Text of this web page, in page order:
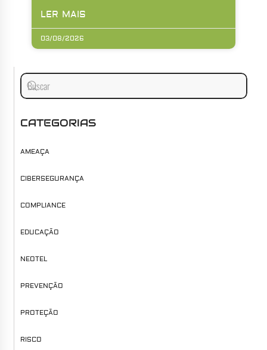
LER MAIS
03/08/2026
CATEGORIAS
AMEAÇA
CIBERSEGURANÇA
COMPLIANCE
EDUCAÇÃO
NEOTEL
PREVENÇÃO
PROTEÇÃO
RISCO